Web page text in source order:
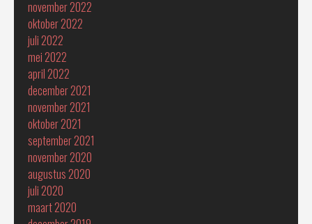
november 2022
oktober 2022
juli 2022
mei 2022
april 2022
december 2021
november 2021
oktober 2021
september 2021
november 2020
augustus 2020
juli 2020
maart 2020